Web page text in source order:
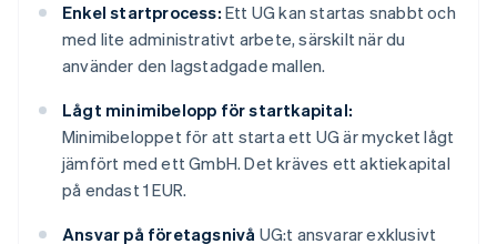
Enkel startprocess: Ett UG kan startas snabbt och
med lite administrativt arbete, särskilt när du
använder den lagstadgade mallen.
Lågt minimibelopp för startkapital:
Minimibeloppet för att starta ett UG är mycket lågt
jämfört med ett GmbH. Det kräves ett aktiekapital
på endast 1 EUR.
Ansvar på företagsnivå UG:t ansvarar exklusivt